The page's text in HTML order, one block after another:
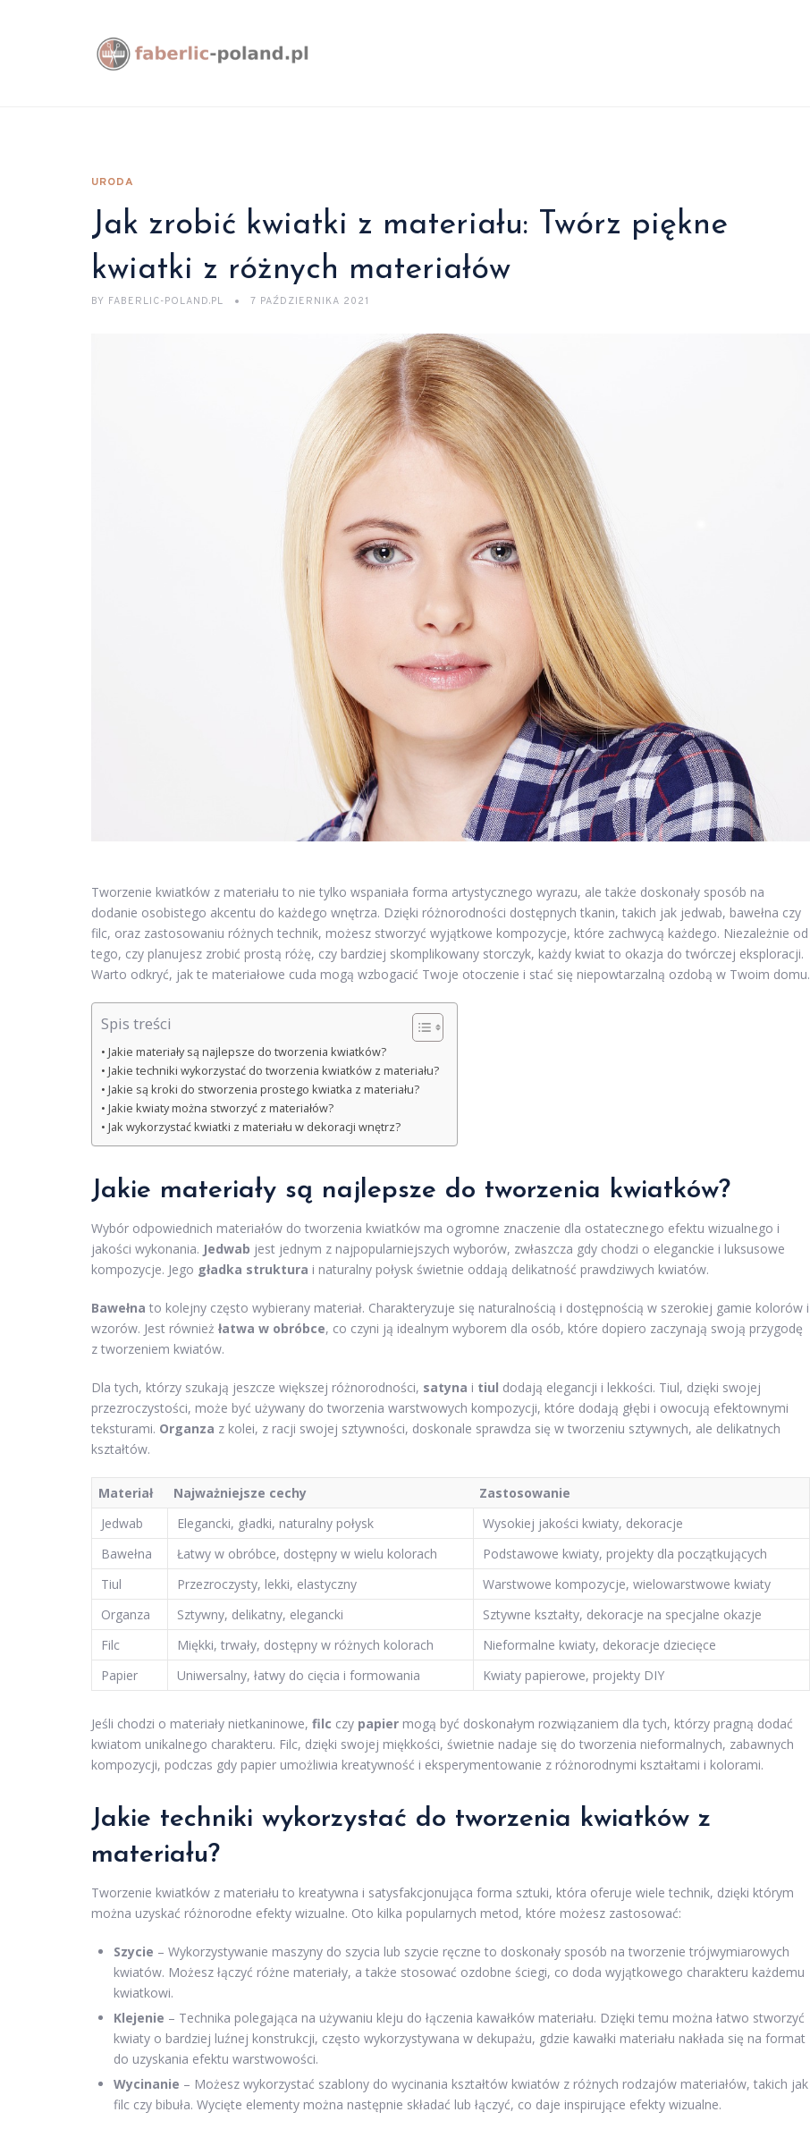
URODA
Jak zrobić kwiatki z materiału: Twórz piękne
kwiatki z różnych materiałów
BY FABERLIC-POLAND.PL 7 PAŹDZIERNIKA 2021
Tworzenie kwiatków z materiału to nie tylko wspaniała forma artystycznego wyrazu, ale także doskonały sposób na
dodanie osobistego akcentu do każdego wnętrza. Dzięki różnorodności dostępnych tkanin, takich jak jedwab, bawełna czy
filc, oraz zastosowaniu różnych technik, możesz stworzyć wyjątkowe kompozycje, które zachwycą każdego. Niezależnie od
tego, czy planujesz zrobić prostą różę, czy bardziej skomplikowany storczyk, każdy kwiat to okazja do twórczej eksploracji.
Warto odkryć, jak te materiałowe cuda mogą wzbogacić Twoje otoczenie i stać się niepowtarzalną ozdobą w Twoim domu.
Spis treści
Jakie materiały są najlepsze do tworzenia kwiatków?
Jakie techniki wykorzystać do tworzenia kwiatków z materiału?
Jakie są kroki do stworzenia prostego kwiatka z materiału?
Jakie kwiaty można stworzyć z materiałów?
Jak wykorzystać kwiatki z materiału w dekoracji wnętrz?
Jakie materiały są najlepsze do tworzenia kwiatków?
Wybór odpowiednich materiałów do tworzenia kwiatków ma ogromne znaczenie dla ostatecznego efektu wizualnego i
jakości wykonania. Jedwab jest jednym z najpopularniejszych wyborów, zwłaszcza gdy chodzi o eleganckie i luksusowe
kompozycje. Jego gładka struktura i naturalny połysk świetnie oddają delikatność prawdziwych kwiatów.
Bawełna to kolejny często wybierany materiał. Charakteryzuje się naturalnością i dostępnością w szerokiej gamie kolorów i
wzorów. Jest również łatwa w obróbce, co czyni ją idealnym wyborem dla osób, które dopiero zaczynają swoją przygodę
z tworzeniem kwiatów.
Dla tych, którzy szukają jeszcze większej różnorodności, satyna i tiul dodają elegancji i lekkości. Tiul, dzięki swojej
przezroczystości, może być używany do tworzenia warstwowych kompozycji, które dodają głębi i owocują efektownymi
teksturami. Organza z kolei, z racji swojej sztywności, doskonale sprawdza się w tworzeniu sztywnych, ale delikatnych
kształtów.
Materiał Najważniejsze cechy
Zastosowanie
Jedwab
Elegancki, gładki, naturalny połysk
Wysokiej jakości kwiaty, dekoracje
Bawełna
Łatwy w obróbce, dostępny w wielu kolorach
Podstawowe kwiaty, projekty dla początkujących
Tiul
Przezroczysty, lekki, elastyczny
Warstwowe kompozycje, wielowarstwowe kwiaty
Organza
Sztywny, delikatny, elegancki
Sztywne kształty, dekoracje na specjalne okazje
Filc
Miękki, trwały, dostępny w różnych kolorach
Nieformalne kwiaty, dekoracje dziecięce
Papier
Uniwersalny, łatwy do cięcia i formowania Kwiaty papierowe, projekty DIY
Jeśli chodzi o materiały nietkaninowe, filc czy papier mogą być doskonałym rozwiązaniem dla tych, którzy pragną dodać
kwiatom unikalnego charakteru. Filc, dzięki swojej miękkości, świetnie nadaje się do tworzenia nieformalnych, zabawnych
kompozycji, podczas gdy papier umożliwia kreatywność i eksperymentowanie z różnorodnymi kształtami i kolorami.
Jakie techniki wykorzystać do tworzenia kwiatków z
materiału?
Tworzenie kwiatków z materiału to kreatywna i satysfakcjonująca forma sztuki, która oferuje wiele technik, dzięki którym
można uzyskać różnorodne efekty wizualne. Oto kilka popularnych metod, które możesz zastosować:
Szycie – Wykorzystywanie maszyny do szycia lub szycie ręczne to doskonały sposób na tworzenie trójwymiarowych
kwiatów. Możesz łączyć różne materiały, a także stosować ozdobne ściegi, co doda wyjątkowego charakteru każdemu
kwiatkowi.
Klejenie – Technika polegająca na używaniu kleju do łączenia kawałków materiału. Dzięki temu można łatwo stworzyć
kwiaty o bardziej luźnej konstrukcji, często wykorzystywana w dekupażu, gdzie kawałki materiału nakłada się na format
do uzyskania efektu warstwowości.
Wycinanie – Możesz wykorzystać szablony do wycinania kształtów kwiatów z różnych rodzajów materiałów, takich jak
filc czy bibuła. Wycięte elementy można następnie składać lub łączyć, co daje inspirujące efekty wizualne.